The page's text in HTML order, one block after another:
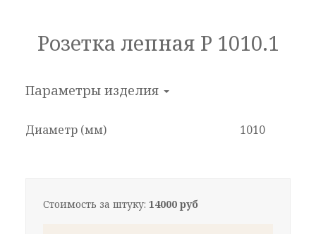
Розетка лепная Р 1010.1
Параметры изделия
Диаметр (мм) 1010
Стоимость за штуку: 14000 руб